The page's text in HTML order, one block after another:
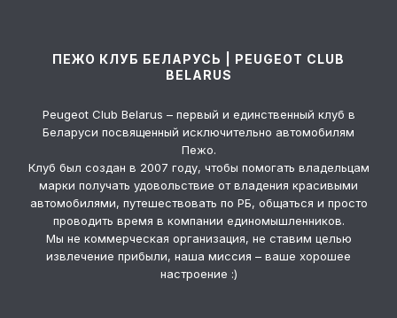
ПЕЖО КЛУБ БЕЛАРУСЬ | PEUGEOT CLUB
BELARUS
Peugeot Club Belarus – первый и единственный клуб в
Беларуси посвященный исключительно автомобилям
Пежо.
Клуб был создан в 2007 году, чтобы помогать владельцам
марки получать удовольствие от владения красивыми
автомобилями, путешествовать по РБ, общаться и просто
проводить время в компании единомышленников.
Мы не коммерческая организация, не ставим целью
извлечение прибыли, наша миссия – ваше хорошее
настроение :)